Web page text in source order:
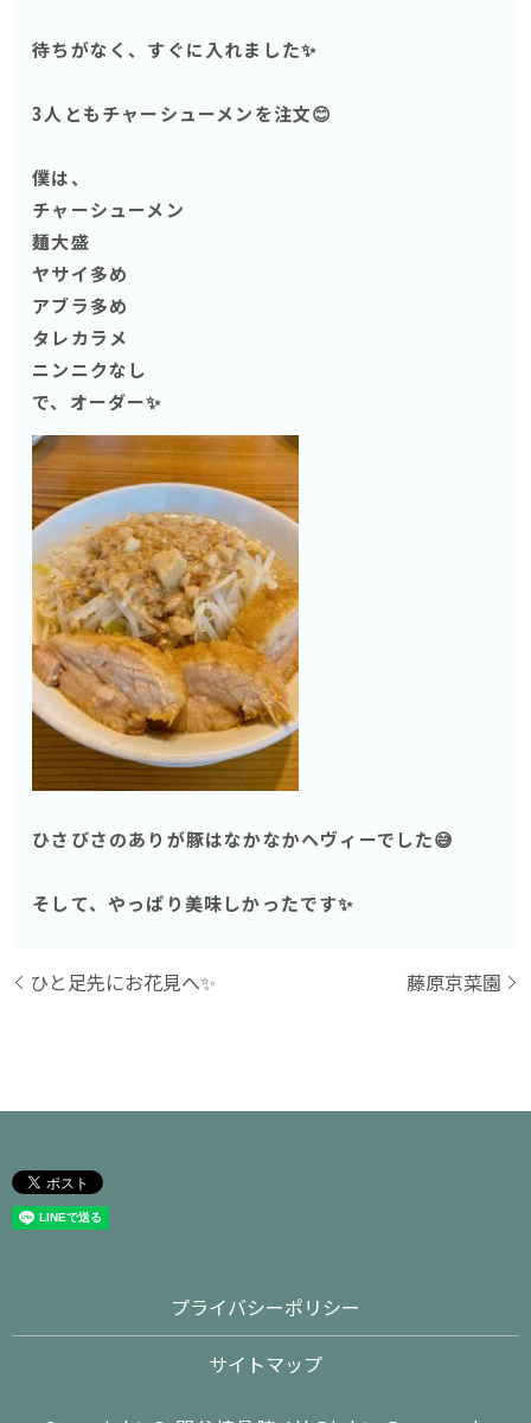
待ちがなく、すぐに入れました✨
3人ともチャーシューメンを注文😊
僕は、
チャーシューメン
麺大盛
ヤサイ多め
アブラ多め
タレカラメ
ニンニクなし
で、オーダー✨
ひさびさのありが豚はなかなかヘヴィーでした😅
そして、やっぱり美味しかったです✨
ひと足先にお花見へ✨ 藤原京菜園
プライバシーポリシー
サイトマップ